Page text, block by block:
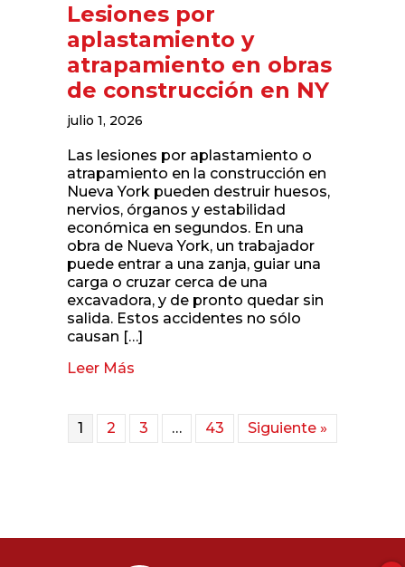
Lesiones por
aplastamiento y
atrapamiento en obras
de construcción en NY
julio 1, 2026
Las lesiones por aplastamiento o
atrapamiento en la construcción en
Nueva York pueden destruir huesos,
nervios, órganos y estabilidad
económica en segundos. En una
obra de Nueva York, un trabajador
puede entrar a una zanja, guiar una
carga o cruzar cerca de una
excavadora, y de pronto quedar sin
salida. Estos accidentes no sólo
causan […]
Leer Más
1 2 3 … 43 Siguiente »